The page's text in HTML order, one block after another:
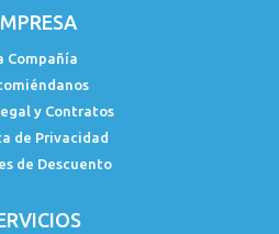
Compañía
y Contratos
de Privacidad
de Descuento